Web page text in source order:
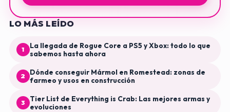
LO MÁS LEÍDO
1
La llegada de Rogue Core a PS5 y Xbox: todo lo que
sabemos hasta ahora
2
Dónde conseguir Mármol en Romestead: zonas de
farmeo y usos en construcción
3
Tier List de Everything is Crab: Las mejores armas y
evoluciones